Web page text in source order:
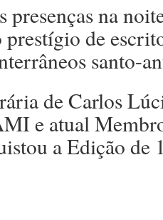
presenças na
de
santo-
de Carlos
e atual
a Edição de